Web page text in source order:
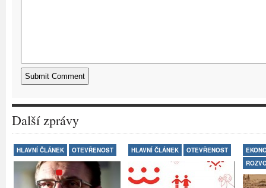
Další zprávy
HLAVNÍ ČLÁNEK OTEVŘENOST HLAVNÍ ČLÁNEK OTEVŘENOST